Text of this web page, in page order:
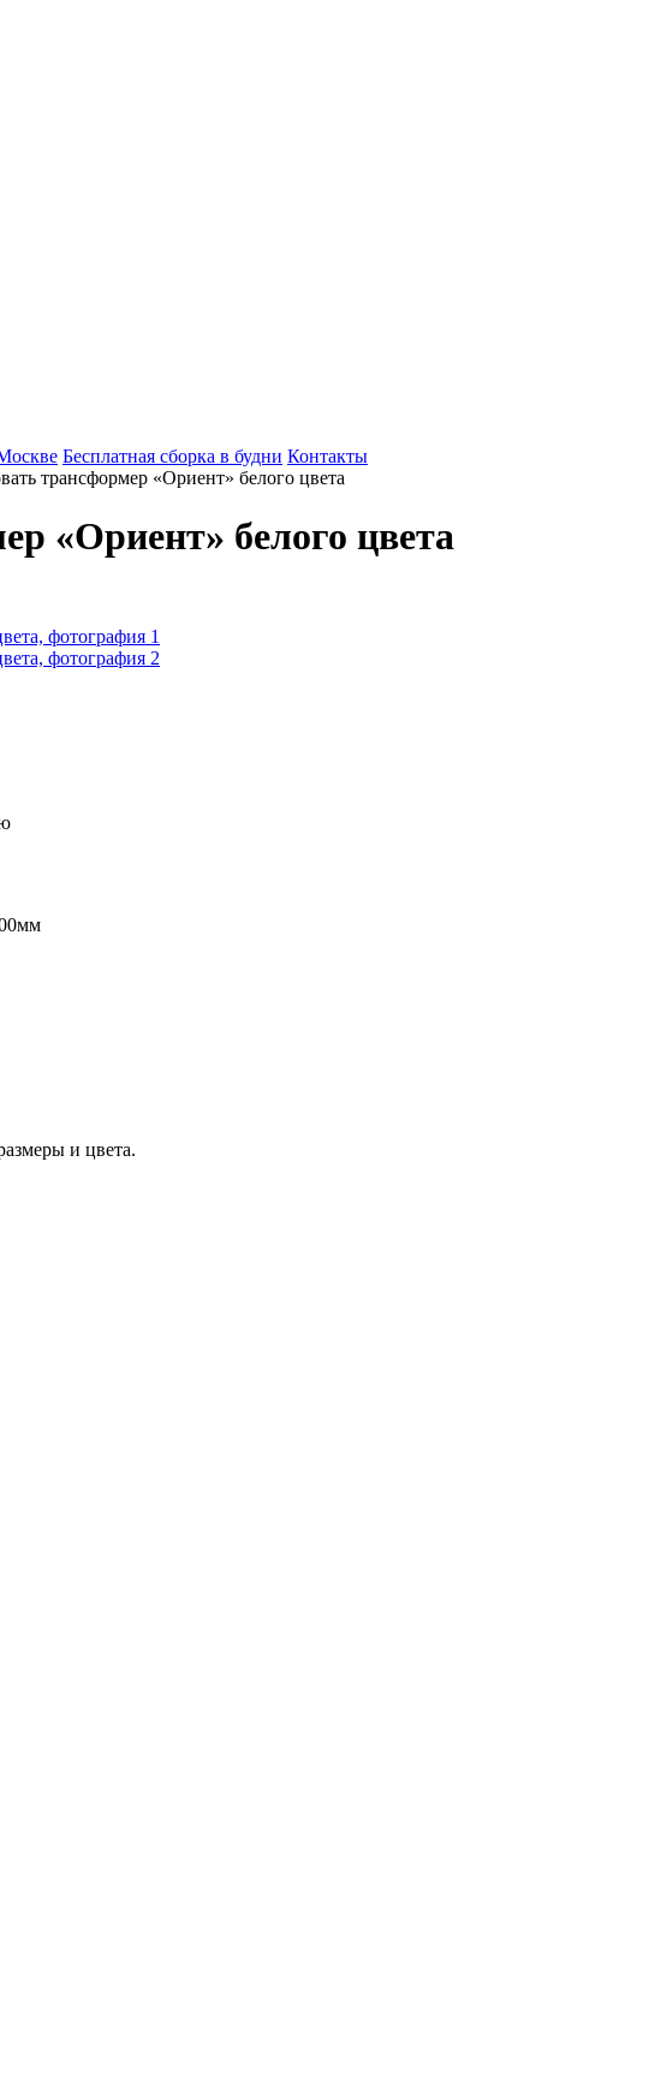
Бесплатная сборка в будни Контакты
трансформер «Ориент» белого цвета
«Ориент» белого цвета
и цвета.